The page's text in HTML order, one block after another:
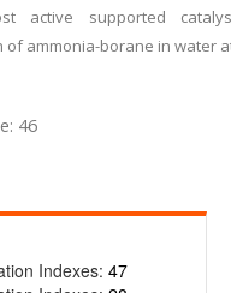
active supported
of ammonia-borane in water
46
Indexes: 47